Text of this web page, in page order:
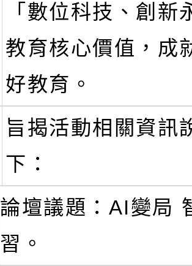
「數位科技、創新
教育核心價值，成
好教育。
旨揭活動相關資訊
下：
論壇議題：AI變局
習。